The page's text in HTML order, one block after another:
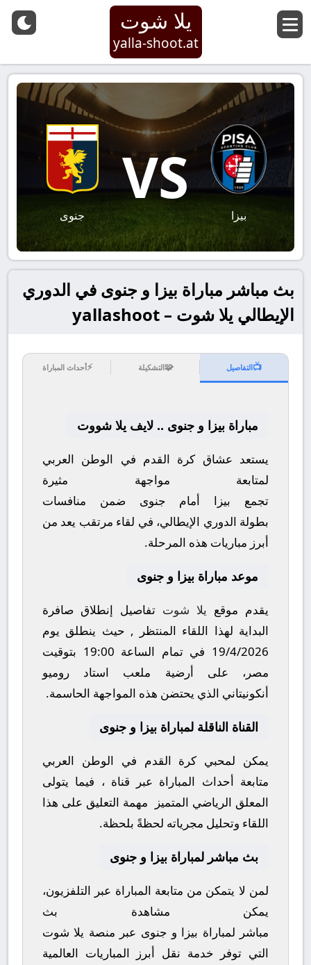
يلا شوت
yalla-shoot.at
بيزا
VS
جنوى
بث مباشر مباراة بيزا و جنوى في الدوري
الإيطالي يلا شوت – yallashoot
📺التفاصيل 🧩التشكيلة ⚡أحداث المباراة
مباراة بيزا و جنوى .. لايف يلا شووت
يستعد عشاق كرة القدم في الوطن العربي
لمتابعة مواجهة مثيرة
تجمع بيزا أمام جنوى ضمن منافسات
بطولة الدوري الإيطالي، في لقاء مرتقب يعد من
أبرز مباريات هذه المرحلة.
موعد مباراة بيزا و جنوى
يقدم موقع يلا شوت تفاصيل إنطلاق صافرة
البداية لهذا اللقاء المنتظر , حيث ينطلق يوم
19/4/2026 في تمام الساعة 19:00 بتوقيت
مصر، على أرضية ملعب استاد روميو
أنكونيتاني الذي يحتضن هذه المواجهة الحاسمة.
القناة الناقلة لمباراة بيزا و جنوى
يمكن لمحبي كرة القدم في الوطن العربي
متابعة أحداث المباراة عبر قناة، فيما يتولى
المعلق الرياضي المتميز
مهمة التعليق على هذا
اللقاء وتحليل مجرياته لحظةً بلحظة.
بث مباشر لمباراة بيزا و جنوى
لمن لا يتمكن من متابعة المباراة عبر التلفزيون،
يمكن مشاهدة بث
مباشر لمباراة بيزا و جنوى عبر منصة يلا شوت
التي توفر خدمة نقل أبرز المباريات العالمية